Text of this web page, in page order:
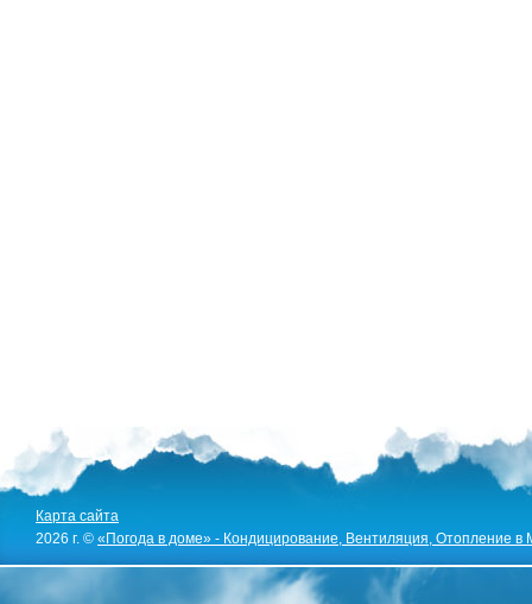
Карта сайта
2026 г. © «Погода в доме» - Кондицирование, Вентиляция, Отопление в